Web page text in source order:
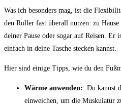
Was ich⁢ besonders ⁤mag, ist die
den Roller ​fast überall nutzen:‌ zu
deiner Pause oder sogar auf Reisen.‍ Er‌
einfach in deine‍ Tasche stecken kannst.
Hier sind einige Tipps, wie du⁤ den
Wärme anwenden:
Du kannst
einweichen, um die Muskulatur